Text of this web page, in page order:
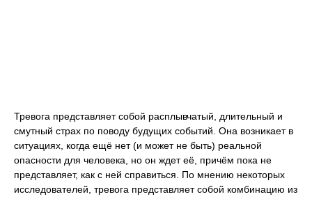
Тревога представляет собой расплывчатый, длительный и
смутный страх по поводу будущих событий. Она возникает в
ситуациях, когда ещё нет (и может не быть) реальной
опасности для человека, но он ждет её, причём пока не
представляет, как с ней справиться. По мнению некоторых
исследователей, тревога представляет собой комбинацию из